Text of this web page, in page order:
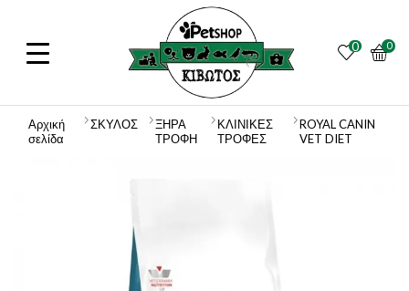
0 0
Αρχική
σελίδα
ΣΚΥΛΟΣ
ΞΗΡΑ
ΤΡΟΦΗ
ΚΛΙΝΙΚΕΣ
ΤΡΟΦΕΣ
ROYAL CANIN
VET DIET